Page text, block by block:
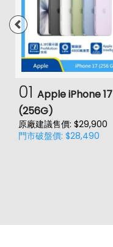
01 Apple iPhone 17
(256G)
原廠建議售價: $29,900
門市破盤價: $28,490